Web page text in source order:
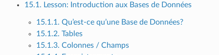
15.1. Lesson: Introduction aux Bases de Données
15.1.1. Qu’est-ce qu’une Base de Données?
15.1.2. Tables
15.1.3. Colonnes / Champs